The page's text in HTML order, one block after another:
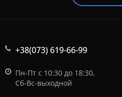
+38(073) 619-66-99
Пн-Пт с 10:30 до 18:30,
Сб-Вс-выходной